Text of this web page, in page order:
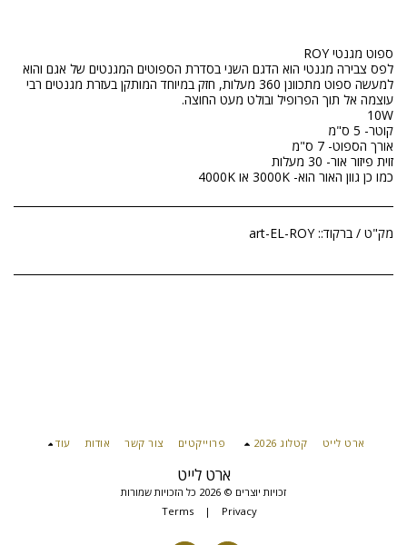
לפס צבירה מגנטי הוא הדגם השני בסדרת הספוטים המגנטים של אגם והוא
למעשה ספוט מתכוונן 360 מעלות, חזק במיוחד המותקן בעזרת מגנטים רבי
כמו כן גוון האור הוא- 3000K או 4000K
מק"ט / ברקוד:: art-EL-ROY
ארט לייט
זכויות יוצרים © 2026 כל הזכויות שמורות
Terms| Privacy
ארט לייט קטלוג 2026 פרוייקטים צור קשר אודות עוד